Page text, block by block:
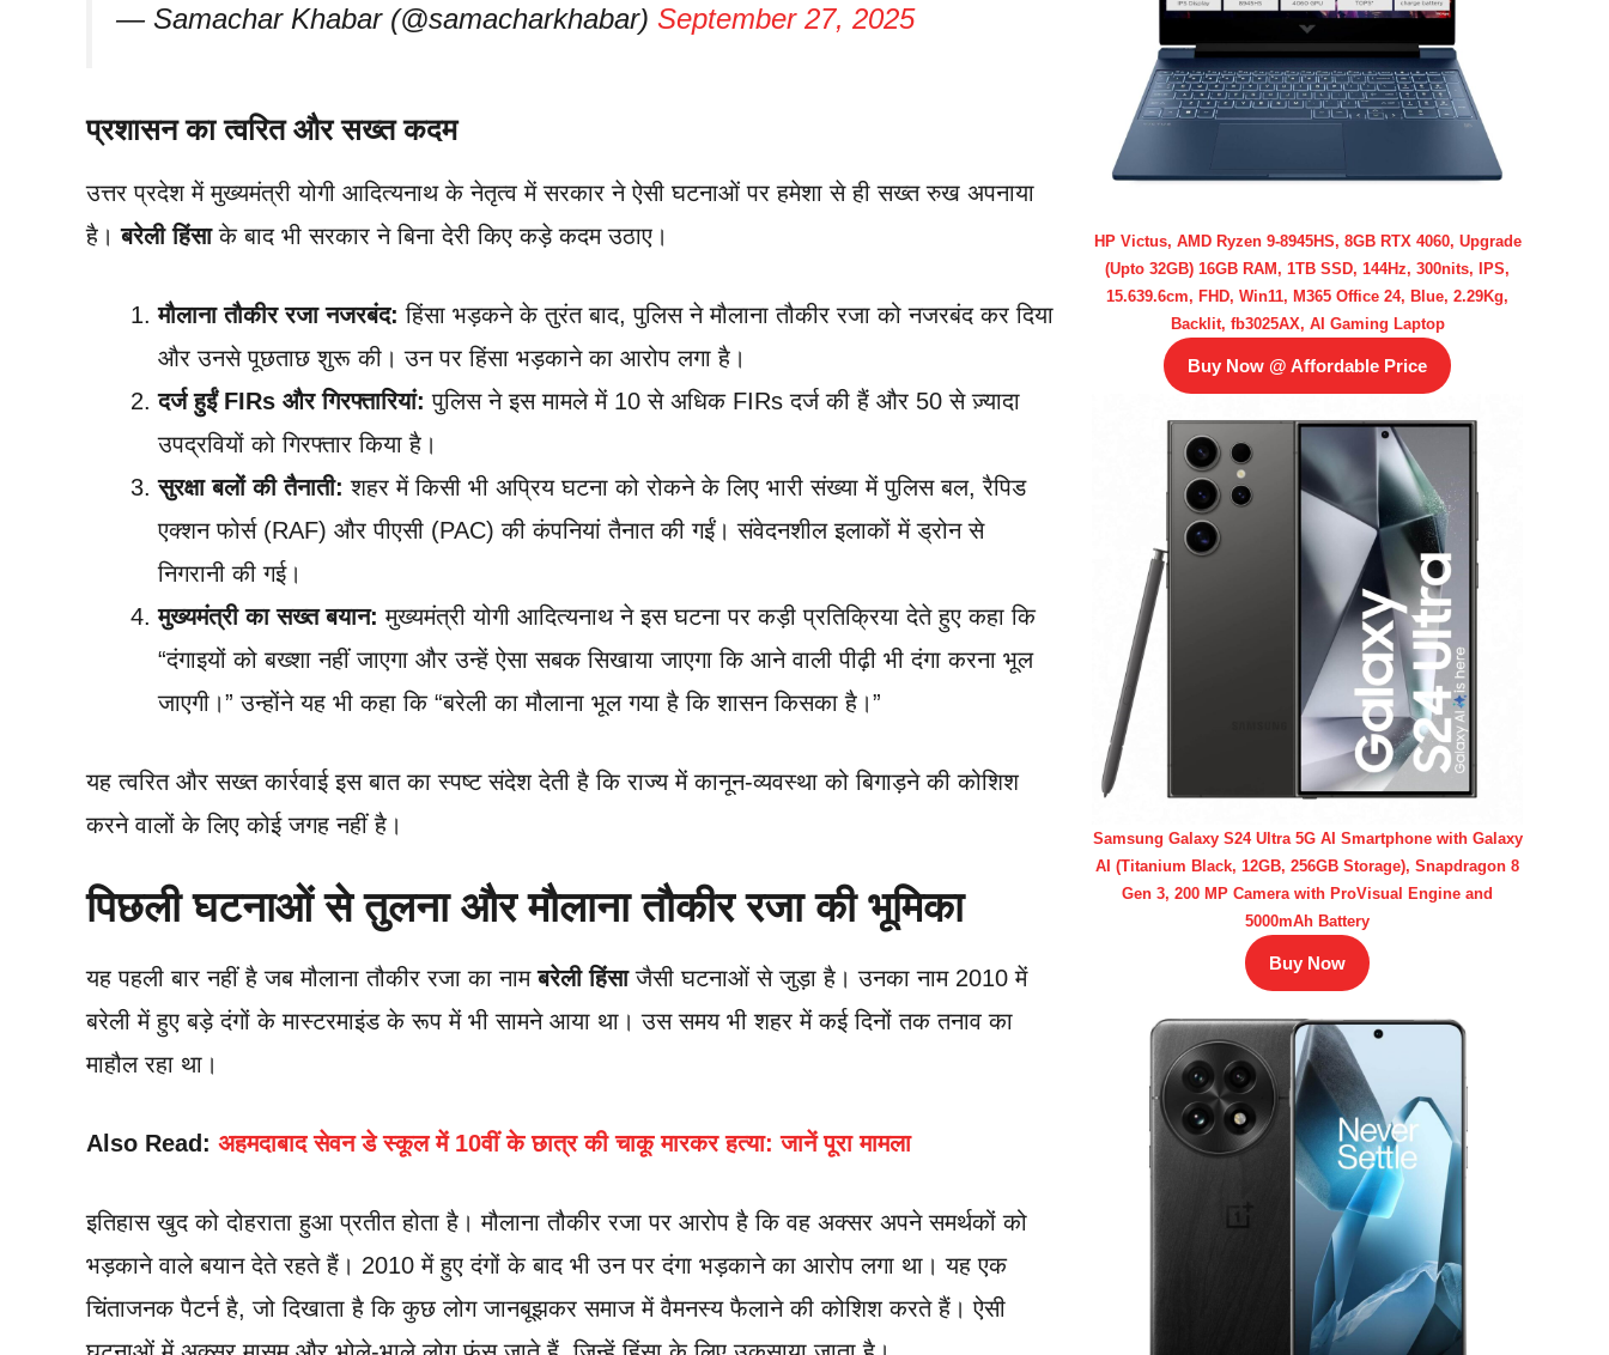
— Samachar Khabar (@samacharkhabar) September 27, 2025
प्रशासन का त्वरित और सख्त कदम
उत्तर प्रदेश में मुख्यमंत्री योगी आदित्यनाथ के नेतृत्व में सरकार ने ऐसी घटनाओं पर हमेशा से ही सख्त रुख अपनाया
है।बरेली हिंसाके बाद भी सरकार ने बिना देरी किए कड़े कदम उठाए।
मौलाना तौकीर रजा नजरबंद: हिंसा भड़कने के तुरंत बाद, पुलिस ने मौलाना तौकीर रजा को नजरबंद कर दिया
और उनसे पूछताछ शुरू की। उन पर हिंसा भड़काने का आरोप लगा है।
दर्ज हुईं FIRs और गिरफ्तारियां: पुलिस ने इस मामले में 10 से अधिक FIRs दर्ज की हैं और 50 से ज़्यादा
उपद्रवियों को गिरफ्तार किया है।
सुरक्षा बलों की तैनाती: शहर में किसी भी अप्रिय घटना को रोकने के लिए भारी संख्या में पुलिस बल, रैपिड
एक्शन फोर्स (RAF) और पीएसी (PAC) की कंपनियां तैनात की गईं। संवेदनशील इलाकों में ड्रोन से
निगरानी की गई।
मुख्यमंत्री का सख्त बयान: मुख्यमंत्री योगी आदित्यनाथ ने इस घटना पर कड़ी प्रतिक्रिया देते हुए कहा कि
“दंगाइयों को बख्शा नहीं जाएगा और उन्हें ऐसा सबक सिखाया जाएगा कि आने वाली पीढ़ी भी दंगा करना भूल
जाएगी।” उन्होंने यह भी कहा कि “बरेली का मौलाना भूल गया है कि शासन किसका है।”
यह त्वरित और सख्त कार्रवाई इस बात का स्पष्ट संदेश देती है कि राज्य में कानून-व्यवस्था को बिगाड़ने की कोशिश
करने वालों के लिए कोई जगह नहीं है।
पिछली घटनाओं से तुलना और मौलाना तौकीर रजा की भूमिका
यह पहली बार नहीं है जब मौलाना तौकीर रजा का नामबरेली हिंसाजैसी घटनाओं से जुड़ा है। उनका नाम 2010 में
बरेली में हुए बड़े दंगों के मास्टरमाइंड के रूप में भी सामने आया था। उस समय भी शहर में कई दिनों तक तनाव का
माहौल रहा था।
Also Read: अहमदाबाद सेवन डे स्कूल में 10वीं के छात्र की चाकू मारकर हत्या: जानें पूरा मामला
इतिहास खुद को दोहराता हुआ प्रतीत होता है। मौलाना तौकीर रजा पर आरोप है कि वह अक्सर अपने समर्थकों को
भड़काने वाले बयान देते रहते हैं। 2010 में हुए दंगों के बाद भी उन पर दंगा भड़काने का आरोप लगा था। यह एक
चिंताजनक पैटर्न है, जो दिखाता है कि कुछ लोग जानबूझकर समाज में वैमनस्य फैलाने की कोशिश करते हैं। ऐसी
HP Victus, AMD Ryzen 9-8945HS, 8GB RTX 4060, Upgrade
(Upto 32GB) 16GB RAM, 1TB SSD, 144Hz, 300nits, IPS,
15.639.6cm, FHD, Win11, M365 Office 24, Blue, 2.29Kg,
Backlit, fb3025AX, AI Gaming Laptop
Buy Now @ Affordable Price
Samsung Galaxy S24 Ultra 5G AI Smartphone with Galaxy
AI (Titanium Black, 12GB, 256GB Storage), Snapdragon 8
Gen 3, 200 MP Camera with ProVisual Engine and
5000mAh Battery
Buy Now